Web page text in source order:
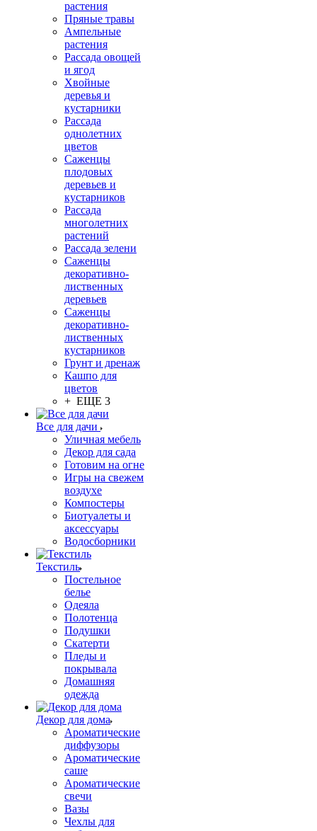
растения
Пряные травы
Ампельные
растения
Рассада овощей
и ягод
Хвойные
деревья и
кустарники
Рассада
однолетних
цветов
Саженцы
плодовых
деревьев и
кустарников
Рассада
многолетних
растений
Рассада зелени
Саженцы
декоративно-
лиственных
деревьев
Саженцы
декоративно-
лиственных
кустарников
Грунт и дренаж
Кашпо для
цветов
+ ЕЩЕ 3
Все для дачи
Уличная мебель
Декор для сада
Готовим на огне
Игры на свежем
воздухе
Компостеры
Биотуалеты и
аксессуары
Водосборники
Текстиль
Постельное
белье
Одеяла
Полотенца
Подушки
Скатерти
Пледы и
покрывала
Домашняя
одежда
Декор для дома
Ароматические
диффузоры
Ароматические
саше
Ароматические
свечи
Вазы
Чехлы для